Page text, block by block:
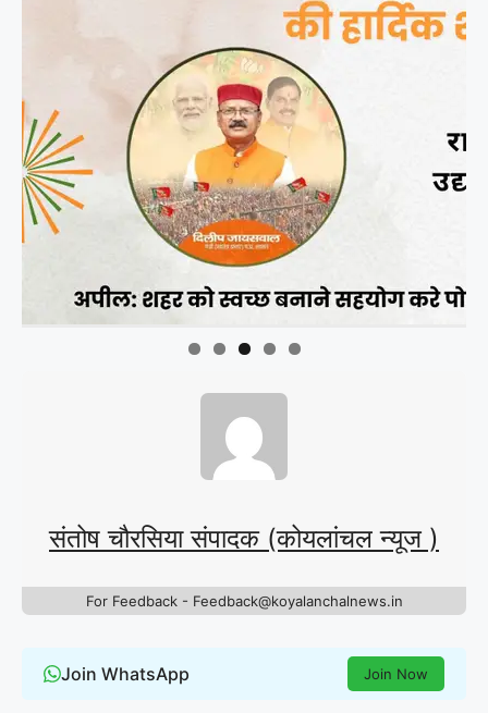
संतोष चौरसिया संपादक (कोयलांचल न्यूज )
For Feedback - Feedback@koyalanchalnews.in
Join WhatsApp Join Now